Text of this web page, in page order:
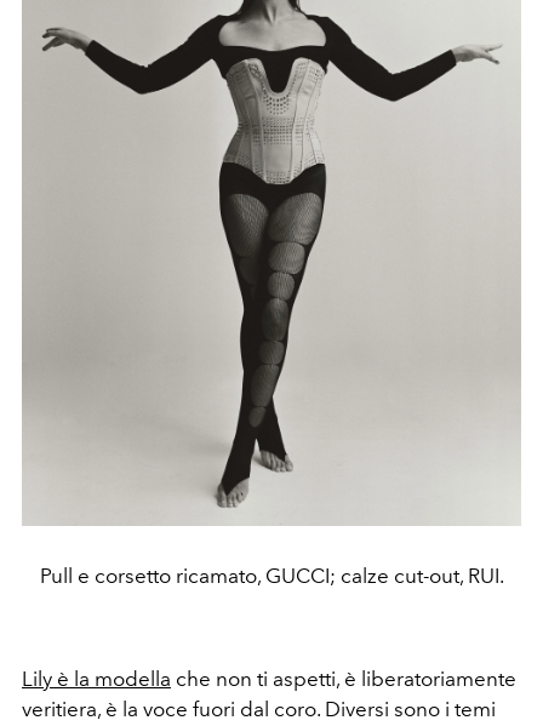
Pull e corsetto ricamato, GUCCI; calze cut-out, RUI.
Lily è la modella che non ti aspetti, è liberatoriamente
veritiera, è la voce fuori dal coro. Diversi sono i temi